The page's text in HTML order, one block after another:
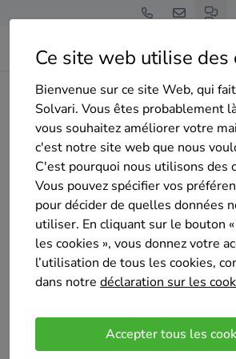
Ce site web utilise des
Bienvenue sur ce site Web, qui
Solvari. Vous êtes probablement
vous souhaitez améliorer votre
c'est notre site web que nous
C'est pourquoi nous utilisons des
Vous pouvez spécifier vos
pour décider de quelles données
utiliser. En cliquant sur le bouton
les cookies », vous donnez votre
l’utilisation de tous les cookies,
dans notre déclaration sur les
Accepter tous les
Home Isolation du sol Hainaut Fleurus
BMP SPRL
Sélectionné 2 fois
/5
(8 avis)
Kraainem
Building Management Projet vous offre ses
compétences tant en nouvelle